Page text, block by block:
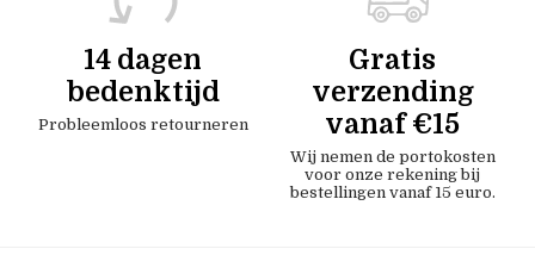
14 dagen
bedenktijd
Probleemloos retourneren
Gratis
verzending
vanaf €15
Wij nemen de portokosten
voor onze rekening bij
bestellingen vanaf 15 euro.